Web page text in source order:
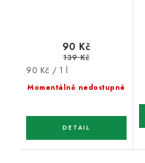
Momentálně nedostupné
90 Kč
139 Kč
Měrná
cena:
90 Kč / 1 l